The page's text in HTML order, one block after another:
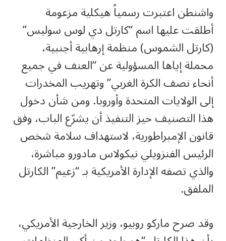
واشنطن اعتبرت رسمياً هيكلية مزعومة
أطلقت عليها اسم “كارتل دي لوس سوليس”
(كارتل الشموس) منظمة إرهابية أجنبية،
محملة إياها المسؤولية عن “العنف في جميع
أنحاء نصف الكرة الغربي” وتهريب المخدرات
إلى الولايات المتحدة وأوروبا. ومن شأن دخول
هذا التصنيف حيز التنفيذ أن يشرّع الباب، وفق
قانون الإمبراطورية، لاستهداف سلامة شخص
الرئيس الفنزويلي نيكولاس مادورو مباشرة،
والذي تصفه الإدارة الأمريكية بـ “زعيم” الكارتل
الملفق.
وقد صرح ماركو روبيو، وزير الخارجية الأمريكي،